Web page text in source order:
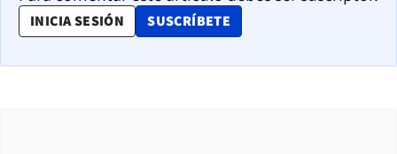
INICIA SESIÓN SUSCRÍBETE
OPENS IN NEW WINDOW